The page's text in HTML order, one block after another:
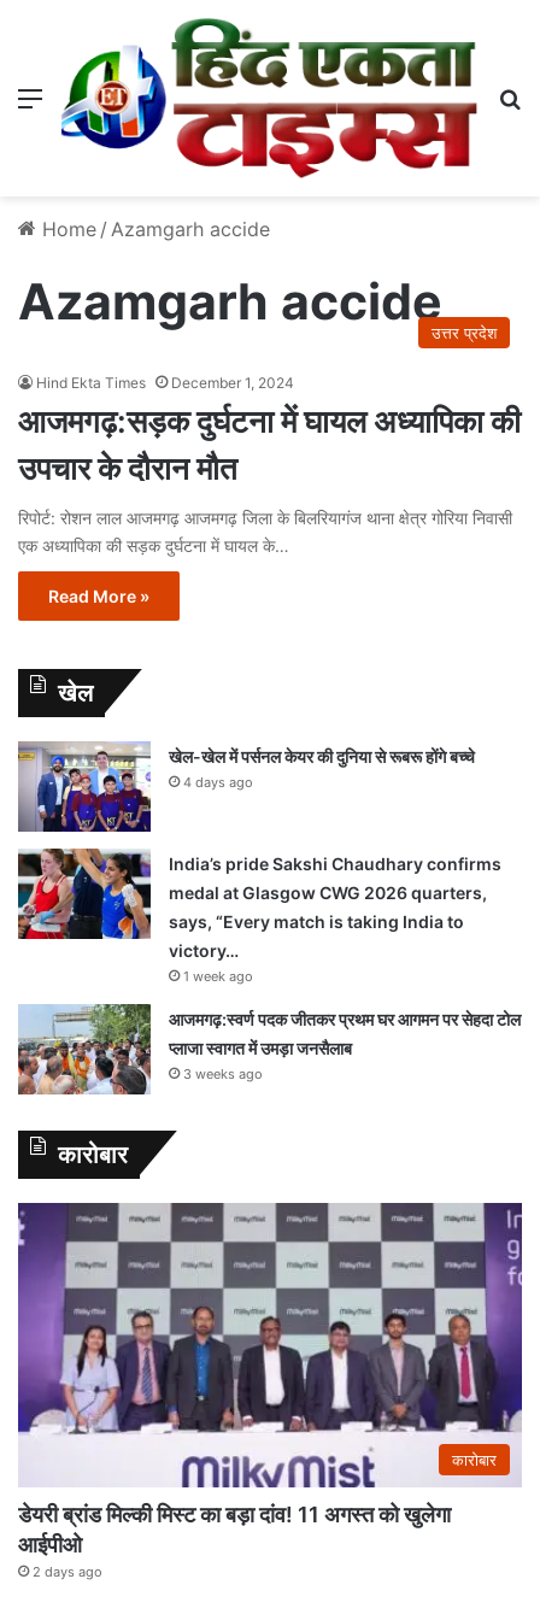
Menu
Home / Azamgarh accide
Azamgarh accide
उत्तर प्रदेश
Hind Ekta Times December 1, 2024
आजमगढ़:सड़क दुर्घटना में घायल अध्यापिका की
उपचार के दौरान मौत
रिपोर्ट: रोशन लाल आजमगढ़ आजमगढ़ जिला के बिलरियागंज थाना क्षेत्र गोरिया निवासी
एक अध्यापिका की सड़क दुर्घटना में घायल के…
Read More »
खेल
खेल-खेल में पर्सनल केयर की दुनिया से रूबरू होंगे बच्चे
4 days ago
India’s pride Sakshi Chaudhary confirms
medal at Glasgow CWG 2026 quarters,
says, “Every match is taking India to
victory…
1 week ago
आजमगढ़:स्वर्ण पदक जीतकर प्रथम घर आगमन पर सेहदा टोल
प्लाजा स्वागत में उमड़ा जनसैलाब
3 weeks ago
कारोबार
कारोबार
डेयरी ब्रांड मिल्की मिस्ट का बड़ा दांव! 11 अगस्त को खुलेगा
आईपीओ
2 days ago